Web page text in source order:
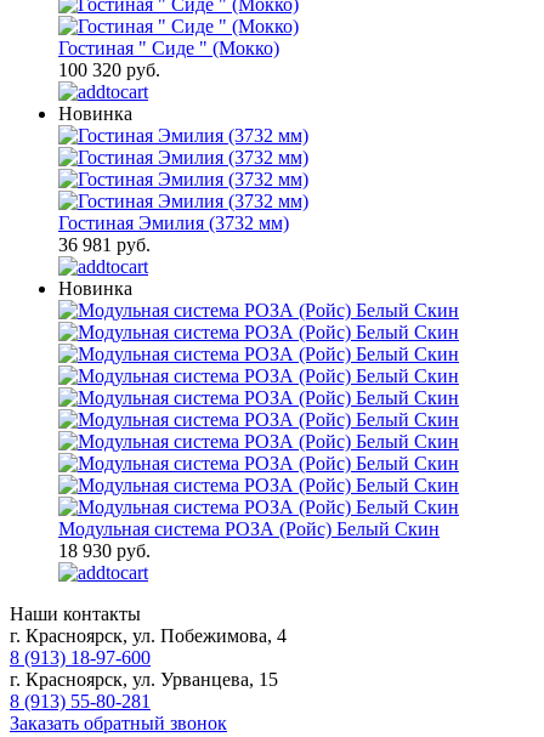
Гостиная " Сиде " (Мокко)
100 320 руб.
Новинка
Гостиная Эмилия (3732 мм)
36 981 руб.
Новинка
Модульная система РОЗА (Ройс) Белый Скин
18 930 руб.
Наши контакты
г. Красноярск, ул. Побежимова, 4
8 (913) 18-97-600
г. Красноярск, ул. Урванцева, 15
8 (913) 55-80-281
Заказать обратный звонок